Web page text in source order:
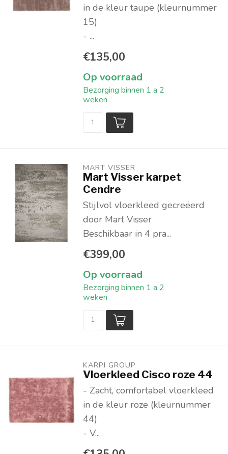
in de kleur taupe (kleurnummer
15)
- ...
€135,00
Op voorraad
Bezorging binnen 1 a 2
weken
MART VISSER
Mart Visser karpet
Cendre
Stijlvol vloerkleed gecreëerd
door Mart Visser
Beschikbaar in 4 pra...
€399,00
Op voorraad
Bezorging binnen 1 a 2
weken
KARPI GROUP
Vloerkleed Cisco roze 44
- Zacht, comfortabel vloerkleed
in de kleur roze (kleurnummer
44)
- V...